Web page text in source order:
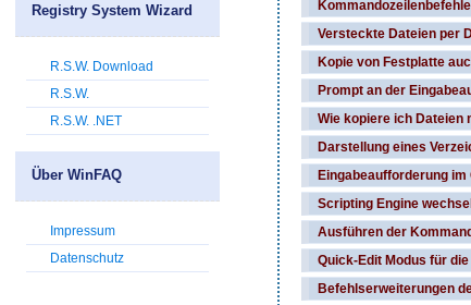
Versteckte Dateien per
Kopie von Festplatte
Prompt an der
Wie kopiere ich Dateien
Darstellung eines
Eingabeaufforderung im
Scripting Engine
Ausführen der
Quick-Edit Modus für
Befehlserweiterungen
Registry System Wizard
R.S.W. Download
R.S.W.
R.S.W. .NET
Über WinFAQ
Impressum
Datenschutz